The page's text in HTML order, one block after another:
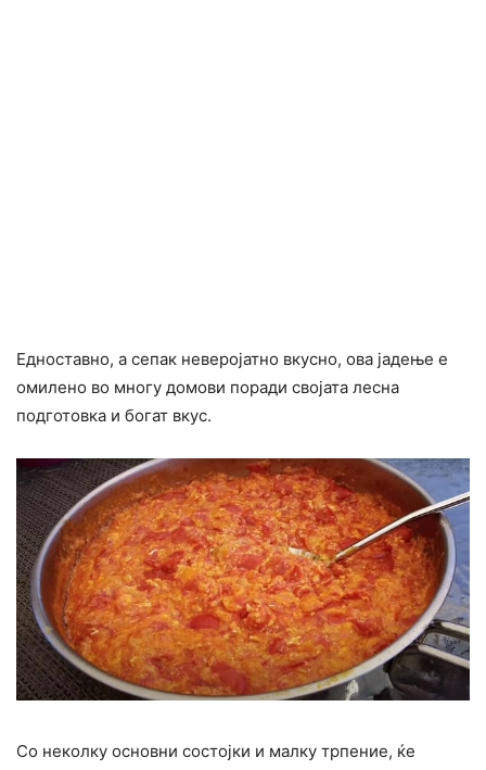
Едноставно, а сепак неверојатно вкусно, ова јадење е
омилено во многу домови поради својата лесна
подготовка и богат вкус.
Со неколку основни состојки и малку трпение, ќе